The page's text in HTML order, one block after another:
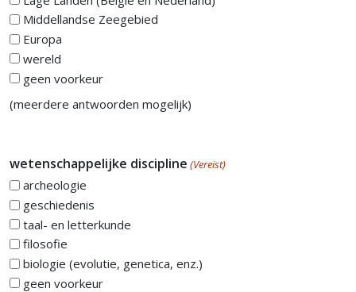
Middellandse Zeegebied
Europa
wereld
geen voorkeur
(meerdere antwoorden mogelijk)
wetenschappelijke discipline (Vereist)
archeologie
geschiedenis
taal- en letterkunde
filosofie
biologie (evolutie, genetica, enz.)
geen voorkeur